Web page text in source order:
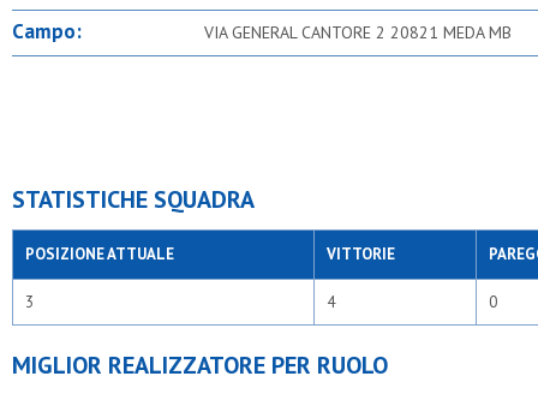
Campo: VIA GENERAL CANTORE 2 20821 MEDA MB
STATISTICHE SQUADRA
POSIZIONE ATTUALE VITTORIE
3 4 0
MIGLIOR REALIZZATORE PER RUOLO